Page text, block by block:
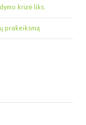
krizė liks.
prakeiksmą